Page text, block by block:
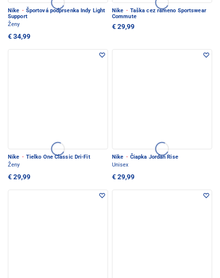
Nike · Športová podprsenka Indy Light
Support
Ženy
€ 34,99
Nike · Taška cez rameno Sportswear
Commute
€ 29,99
Nike · Tielko One Classic Dri-Fit
Ženy
€ 29,99
Nike · Čiapka Jordan Rise
Unisex
€ 29,99